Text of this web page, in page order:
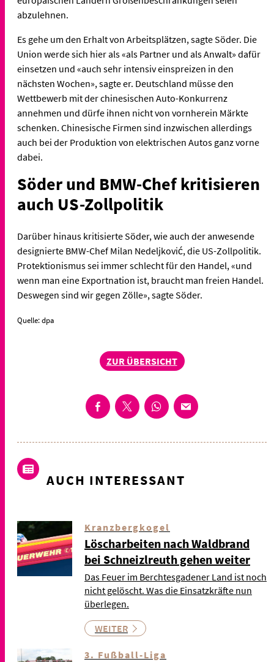
abzulehnen.
Es gehe um den Erhalt von Arbeitsplätzen, sagte Söder. Die
Union werde sich hier als «als Partner und als Anwalt» dafür
einsetzen und «auch sehr intensiv einspreizen in den
nächsten Wochen», sagte er. Deutschland müsse den
Wettbewerb mit der chinesischen Auto-Konkurrenz
annehmen und dürfe ihnen nicht von vornherein Märkte
schenken. Chinesische Firmen sind inzwischen allerdings
auch bei der Produktion von elektrischen Autos ganz vorne
dabei.
Söder und BMW-Chef kritisieren
auch US-Zollpolitik
Darüber hinaus kritisierte Söder, wie auch der anwesende
designierte BMW-Chef Milan Nedeljković, die US-Zollpolitik.
Protektionismus sei immer schlecht für den Handel, «und
wenn man eine Exportnation ist, braucht man freien Handel.
Deswegen sind wir gegen Zölle», sagte Söder.
Quelle: dpa
ZUR ÜBERSICHT
AUCH INTERESSANT
Kranzbergkogel
Löscharbeiten nach Waldbrand
bei Schneizlreuth gehen weiter
Das Feuer im Berchtesgadener Land ist noch
nicht gelöscht. Was die Einsatzkräfte nun
überlegen.
WEITER
3. Fußball-Liga